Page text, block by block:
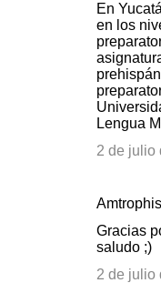
En
en los
Lengua
2 de julio
Gracias
saludo ;)
2 de julio